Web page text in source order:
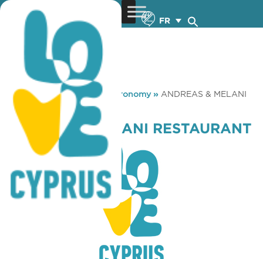
FR
You are here: Home »Gastronomy» ANDREAS & MELANI
RESTAURANT
ANDREAS & MELANI RESTAURANT